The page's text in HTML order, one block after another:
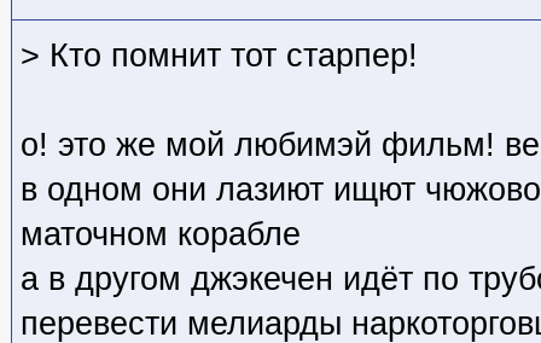
> Кто помнит тот старпер!
о! это же мой любимэй фильм!
в одном они лазиют ищют
маточном корабле
а в другом джэкечен идёт по
перевести мелиарды